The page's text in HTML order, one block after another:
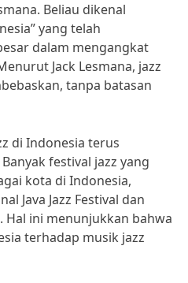
Beliau dikenal
yang telah
dalam mengangkat
Jack Lesmana, jazz
tanpa batasan
di Indonesia terus
festival jazz yang
kota di Indonesia,
Java Jazz Festival dan
Hal ini menunjukkan bahwa
terhadap musik jazz